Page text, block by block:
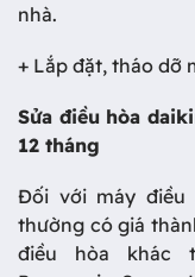
nhà.
+ Lắp đặt, tháo dỡ
Sửa điều hòa
12 tháng
Đối với máy điều
thường có giá
điều hòa khác